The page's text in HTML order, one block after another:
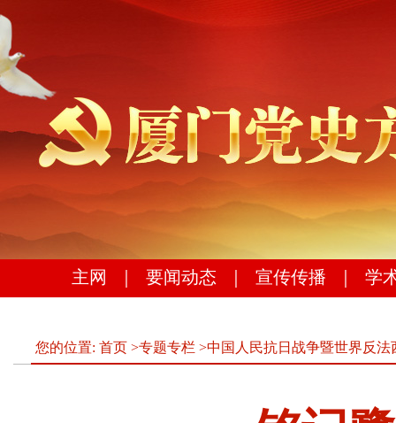
主网 要闻动态 宣传传播 学
您的位置: 首页 >专题专栏 >中国人民抗日战争暨世界反法